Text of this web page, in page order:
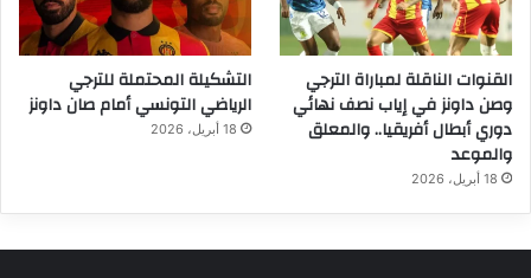
القنوات الناقلة لمباراة الترجي
وصن داونز في إياب نصف نهائي
دوري أبطال أفريقيا.. والمعلق
والموعد
18 أبريل، 2026
التشكيلة المحتملة للترجي
الرياضي التونسي أمام صان داونز
18 أبريل، 2026